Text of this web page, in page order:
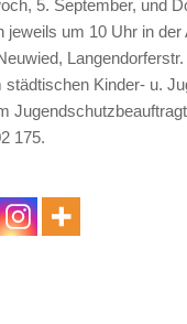
5. September, und
jeweils um 10 Uhr in der
Kinder- u.
175.